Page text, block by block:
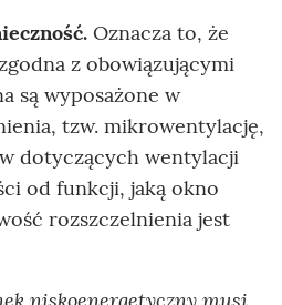
Oznacza to, że
z obowiązującymi
są wyposażone w
tzw. mikrowentylację,
dotyczących wentylacji
od funkcji, jaką okno
rozszczelnienia jest